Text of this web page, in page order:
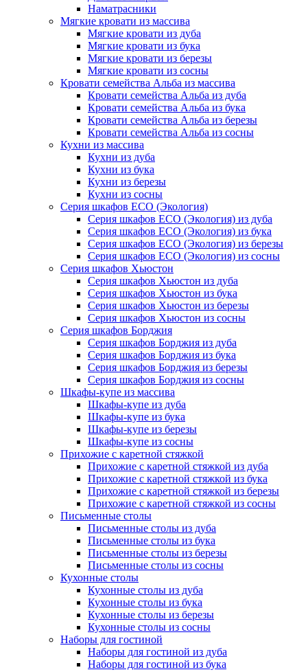
Наматрасники
Мягкие кровати из массива
Мягкие кровати из дуба
Мягкие кровати из бука
Мягкие кровати из березы
Мягкие кровати из сосны
Кровати семейства Альба из массива
Кровати семейства Альба из дуба
Кровати семейства Альба из бука
Кровати семейства Альба из березы
Кровати семейства Альба из сосны
Кухни из массива
Кухни из дуба
Кухни из бука
Кухни из березы
Кухни из сосны
Серия шкафов ECO (Экология)
Серия шкафов ECO (Экология) из дуба
Серия шкафов ECO (Экология) из бука
Серия шкафов ECO (Экология) из березы
Серия шкафов ECO (Экология) из сосны
Серия шкафов Хьюстон
Серия шкафов Хьюстон из дуба
Серия шкафов Хьюстон из бука
Серия шкафов Хьюстон из березы
Серия шкафов Хьюстон из сосны
Серия шкафов Борджия
Серия шкафов Борджия из дуба
Серия шкафов Борджия из бука
Серия шкафов Борджия из березы
Серия шкафов Борджия из сосны
Шкафы-купе из массива
Шкафы-купе из дуба
Шкафы-купе из бука
Шкафы-купе из березы
Шкафы-купе из сосны
Прихожие с каретной стяжкой
Прихожие с каретной стяжкой из дуба
Прихожие с каретной стяжкой из бука
Прихожие с каретной стяжкой из березы
Прихожие с каретной стяжкой из сосны
Письменные столы
Письменные столы из дуба
Письменные столы из бука
Письменные столы из березы
Письменные столы из сосны
Кухонные столы
Кухонные столы из дуба
Кухонные столы из бука
Кухонные столы из березы
Кухонные столы из сосны
Наборы для гостиной
Наборы для гостиной из дуба
Наборы для гостиной из бука